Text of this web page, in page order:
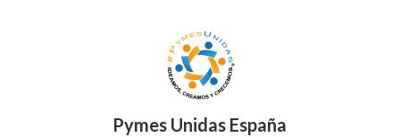
Pymes Unidas España